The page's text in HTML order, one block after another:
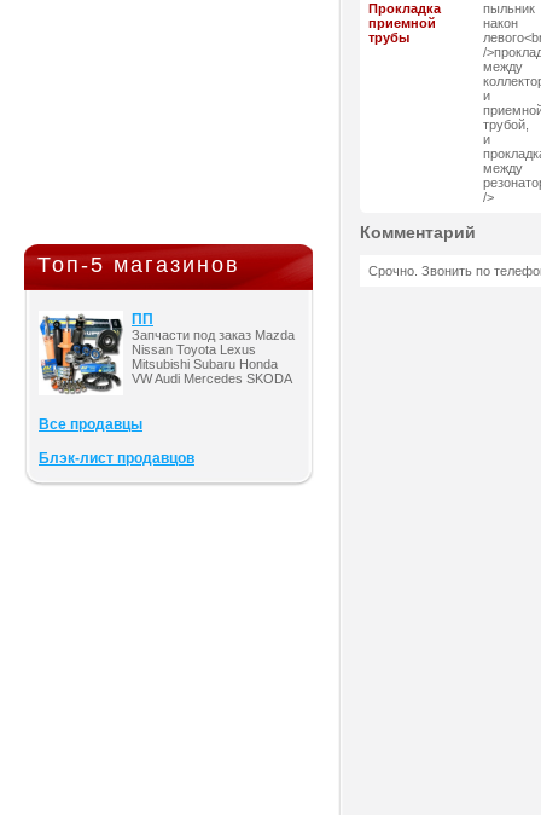
Топ-5 магазинов
ПП
Запчасти под заказ Mazda
Nissan Toyota Lexus
Mitsubishi Subaru Honda
VW Audi Mercedes SKODA
Все продавцы
Блэк-лист продавцов
Прокладка
приемной
трубы
пыльник
након
/
между
и
трубой,
и
между
/>
Комментарий
Срочно. Звонить по